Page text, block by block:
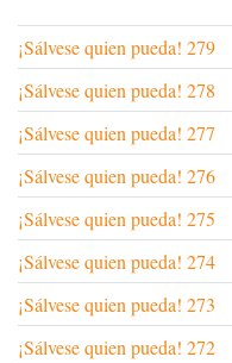
¡Sálvese quien pueda! 279
¡Sálvese quien pueda! 278
¡Sálvese quien pueda! 277
¡Sálvese quien pueda! 276
¡Sálvese quien pueda! 275
¡Sálvese quien pueda! 274
¡Sálvese quien pueda! 273
¡Sálvese quien pueda! 272